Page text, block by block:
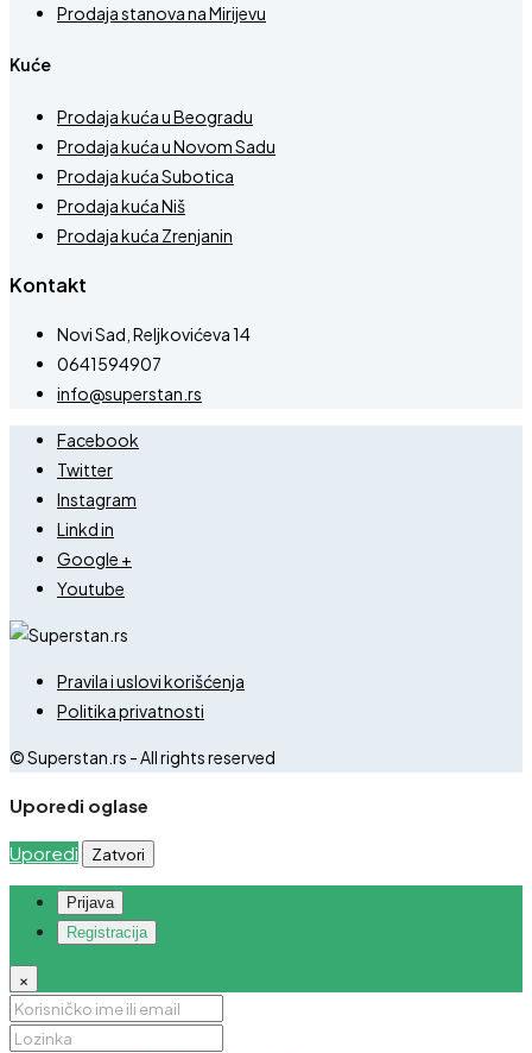
Prodaja stanova na Mirijevu
Kuće
Prodaja kuća u Beogradu
Prodaja kuća u Novom Sadu
Prodaja kuća Subotica
Prodaja kuća Niš
Prodaja kuća Zrenjanin
Kontakt
Novi Sad, Reljkovićeva 14
0641594907
info@superstan.rs
Facebook
Twitter
Instagram
Linkd in
Google +
Youtube
Pravila i uslovi korišćenja
Politika privatnosti
© Superstan.rs - All rights reserved
Uporedi oglase
Uporedi Zatvori
Prijava
Registracija
×